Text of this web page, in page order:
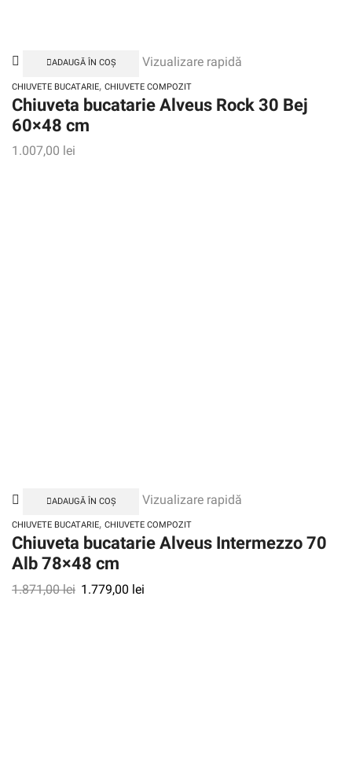
ADAUGĂ ÎN COȘ Vizualizare rapidă
CHIUVETE BUCATARIE, CHIUVETE COMPOZIT
Chiuveta bucatarie Alveus Rock 30 Bej
60×48 cm
1.007,00 lei
ADAUGĂ ÎN COȘ Vizualizare rapidă
CHIUVETE BUCATARIE, CHIUVETE COMPOZIT
Chiuveta bucatarie Alveus Intermezzo 70
Alb 78×48 cm
1.871,00lei 1.779,00 lei